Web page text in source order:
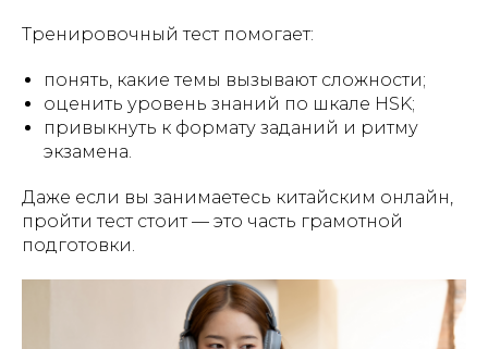
Тренировочный тест помогает:
понять, какие темы вызывают сложности;
оценить уровень знаний по шкале HSK;
привыкнуть к формату заданий и ритму
экзамена.
Даже если вы занимаетесь китайским онлайн,
пройти тест стоит — это часть грамотной
подготовки.